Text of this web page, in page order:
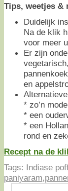
Tips, weetjes &
Duidelijk
Na de klik
voor meer
Er zijn
en
* zo’n
* een
* een
rond en
Recept na de
Tags: Indiase
paniyaram,